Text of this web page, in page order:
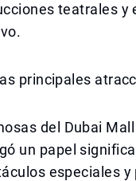
teatrales y
principales
del Dubai
un papel
especiales